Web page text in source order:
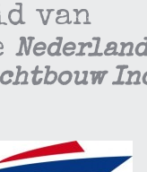
van